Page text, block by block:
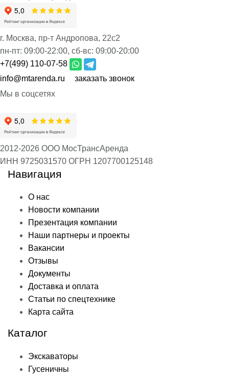
г. Москва, пр-т Андропова, 22с2
пн-пт: 09:00-22:00, сб-вс: 09:00-20:00
+7(499) 110-07-58
info@mtarenda.ru
заказать звонок
Мы в соцсетях
2012-2026 ООО МосТрансАренда
ИНН 9725031570 ОГРН 1207700125148
Навигация
О нас
Новости компании
Презентация компании
Наши партнеры и проекты
Вакансии
Отзывы
Документы
Доставка и оплата
Статьи по спецтехнике
Карта сайта
Каталог
Экскаваторы
Гусеничны